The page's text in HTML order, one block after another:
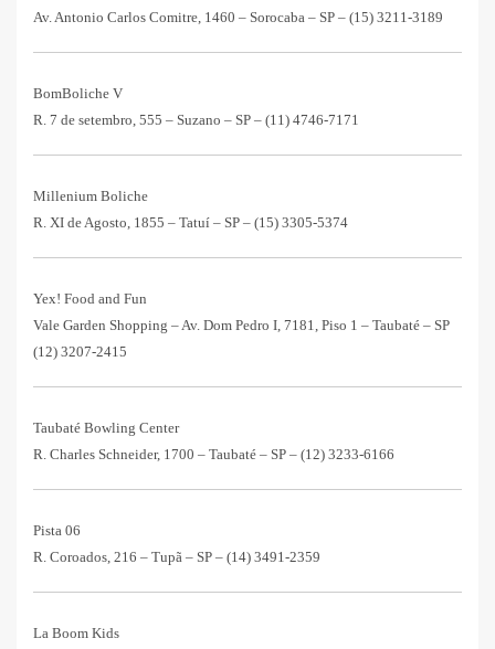
Av. Antonio Carlos Comitre, 1460 – Sorocaba – SP – (15) 3211-3189
BomBoliche V
R. 7 de setembro, 555 – Suzano – SP – (11) 4746-7171
Millenium Boliche
R. XI de Agosto, 1855 – Tatuí – SP – (15) 3305-5374
Yex! Food and Fun
Vale Garden Shopping – Av. Dom Pedro I, 7181, Piso 1 – Taubaté – SP
(12) 3207-2415
Taubaté Bowling Center
R. Charles Schneider, 1700 – Taubaté – SP – (12) 3233-6166
Pista 06
R. Coroados, 216 – Tupã – SP – (14) 3491-2359
La Boom Kids